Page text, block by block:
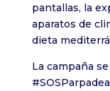
pantallas, la
aparatos de
dieta
La campaña